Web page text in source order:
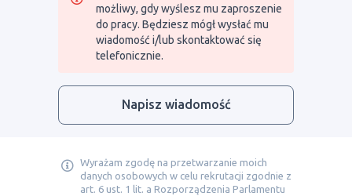
możliwy, gdy wyślesz mu zaproszenie
do pracy. Będziesz mógł wysłać mu
wiadomość i/lub skontaktować się
telefonicznie.
Napisz wiadomość
Wyrażam zgodę na przetwarzanie moich
danych osobowych w celu rekrutacji zgodnie z
art. 6 ust. 1 lit. a Rozporządzenia Parlamentu